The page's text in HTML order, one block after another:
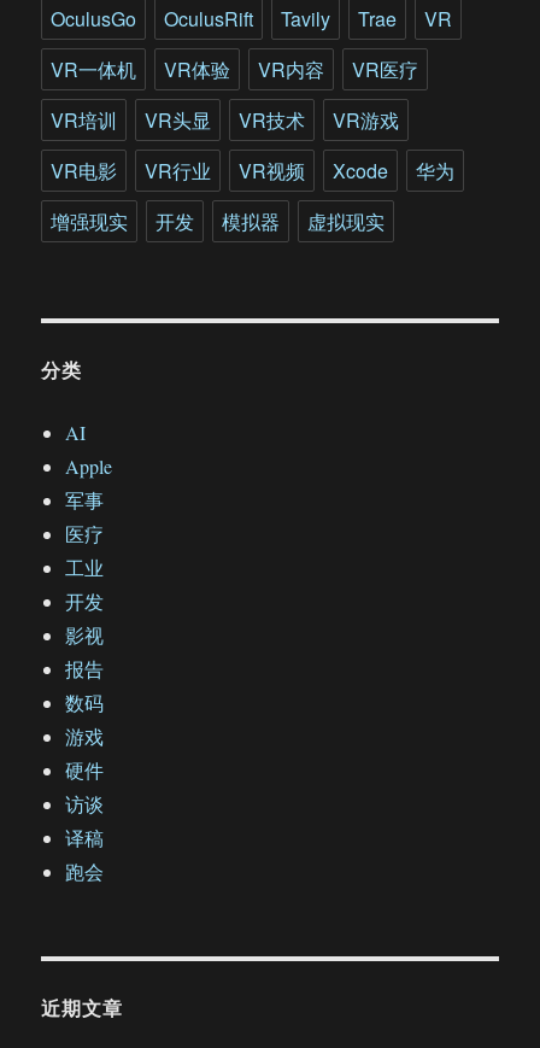
OculusGo
OculusRift Tavily Trae
VR
VR一体机
VR体验 VR内容
VR医疗
VR培训
VR头显 VR技术
VR游戏
VR电影
VR行业 VR视频 Xcode
华为
增强现实
开发 模拟器 虚拟现实
分类
AI
Apple
军事
医疗
工业
开发
影视
报告
数码
游戏
硬件
访谈
译稿
跑会
近期文章